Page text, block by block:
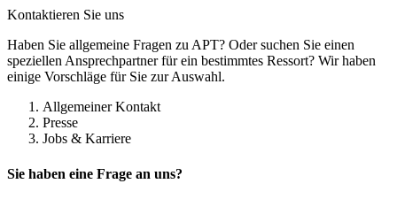
Kontaktieren Sie uns
Haben Sie allgemeine Fragen zu APT? Oder suchen Sie einen
speziellen Ansprechpartner für ein bestimmtes Ressort? Wir haben
einige Vorschläge für Sie zur Auswahl.
Allgemeiner Kontakt
Presse
Jobs & Karriere
Sie haben eine Frage an uns?